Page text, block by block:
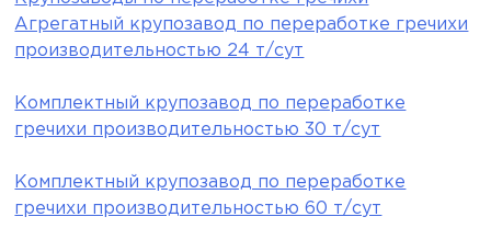
Агрегатный крупозавод по переработке гречихи
производительностью 24 т/сут
Комплектный крупозавод по переработке
гречихи производительностью 30 т/сут
Комплектный крупозавод по переработке
гречихи производительностью 60 т/сут